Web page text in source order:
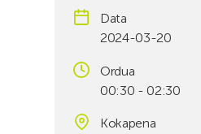
Data
2024-03-20
Ordua
00:30 - 02:30
Kokapena